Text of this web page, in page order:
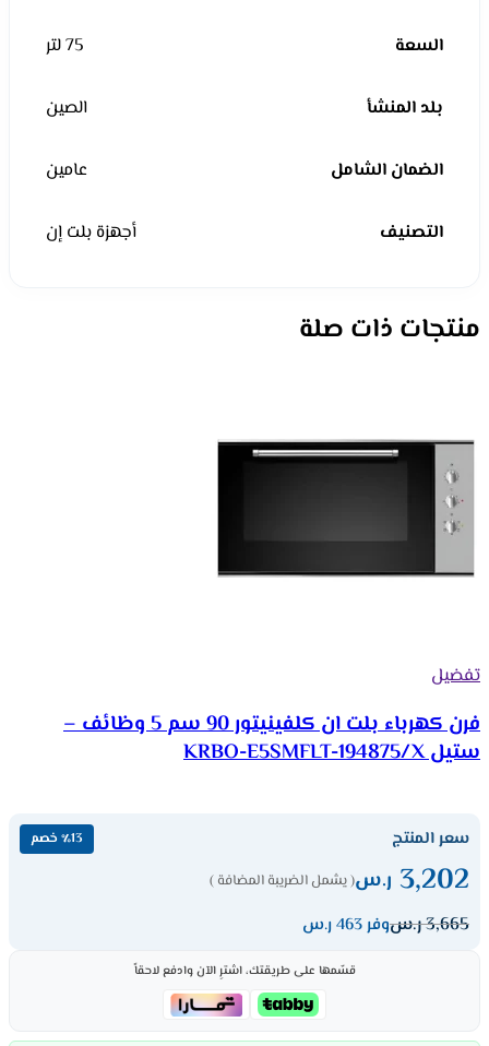
السعة 75 لتر
بلد المنشأ الصين
الضمان الشامل عامين
التصنيف أجهزة بلت إن
منتجات ذات صلة
تفضيل
فرن كهرباء بلت ان كلفينيتور 90 سم 5 وظائف –
ستيل KRBO-E5SMFLT-194875/X
سعر المنتج ٪13 خصم
3,202 ر.س( يشمل الضريبة المضافة )
3,665ر.سوفر 463 ر.س
قسّمها على طريقتك، اشترِ الآن وادفع لاحقاً